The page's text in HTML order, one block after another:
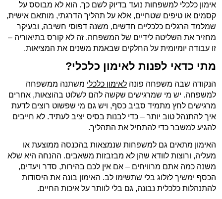
אימון כלכלי למשפחות נועד בדיוק לשם כך. הוא לא מבוסס על
קסמים או טיפים שטחיים, אלא על תהליך הדרגתי, מותאם אישית,
שמלמד הרגלים כלכליים חדשים, משנה דפוסי חשיבה, ובעיקר
מחזיר את השליטה לידיים של המשפחה. זה לא קורס בתיאוריה –
זו עבודה יומיומית על החלקים שבאמת משנים את המציאות.
מתי כדאי לפנות לאימון כלכלי?
הנקודה שבה משפחה פונה לאימון כלכלי משתנה ממשפחה
למשפחה. יש מי שמרגישים שקשה להם לשלוט בהוצאות, אחרים
מרגישים לחץ מתמיד סביב כסף, ויש גם מי שפשוט רוצים לדעת
איך להתנהל טוב יותר – כדי לבנות בסיס יציב לעתיד. לא חייבים
להגיע למשבר כדי להתחיל את התהליך.
האימון מתאים גם למשפחות שנמצאות בהכנסה ממוצעת או
מעליה, ורוצות לוודא שהן לא מבזבזות משאבים. ההנחה היא שלא
משנה כמה אתם מרוויחים – אם אין לכם בהירות, סדר ויעדים,
הכסף ימשיך לזלוג בלי שתשימו לב. האימון בונה את היסודות
להתנהלות כלכלית נבונה, גם בלי לוותר על איכות החיים.